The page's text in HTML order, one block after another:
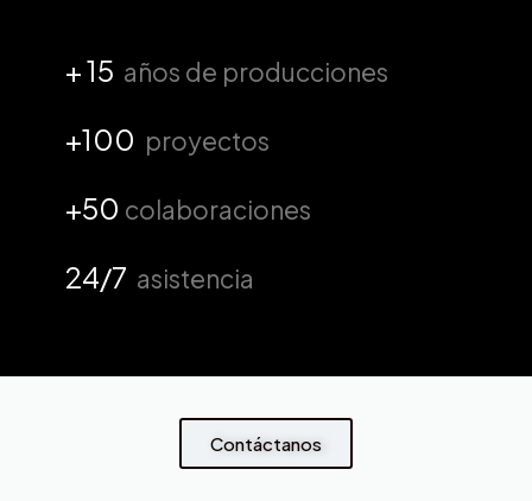
+ 15 años de producciones
+100 proyectos
+50 colaboraciones
24/7 asistencia
Contáctanos